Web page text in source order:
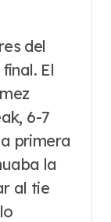
del
El
6-7
primera
la
al tie